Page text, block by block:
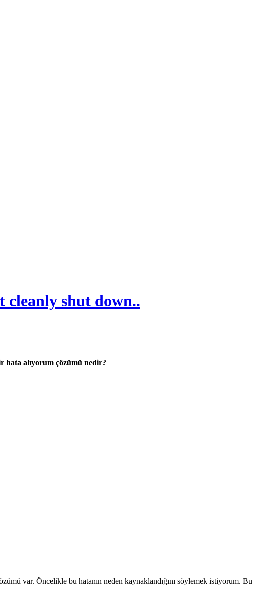
cleanly shut down..
hata alıyorum çözümü nedir?
var. Öncelikle bu hatanın neden kaynaklandığını söylemek istiyorum. Bu